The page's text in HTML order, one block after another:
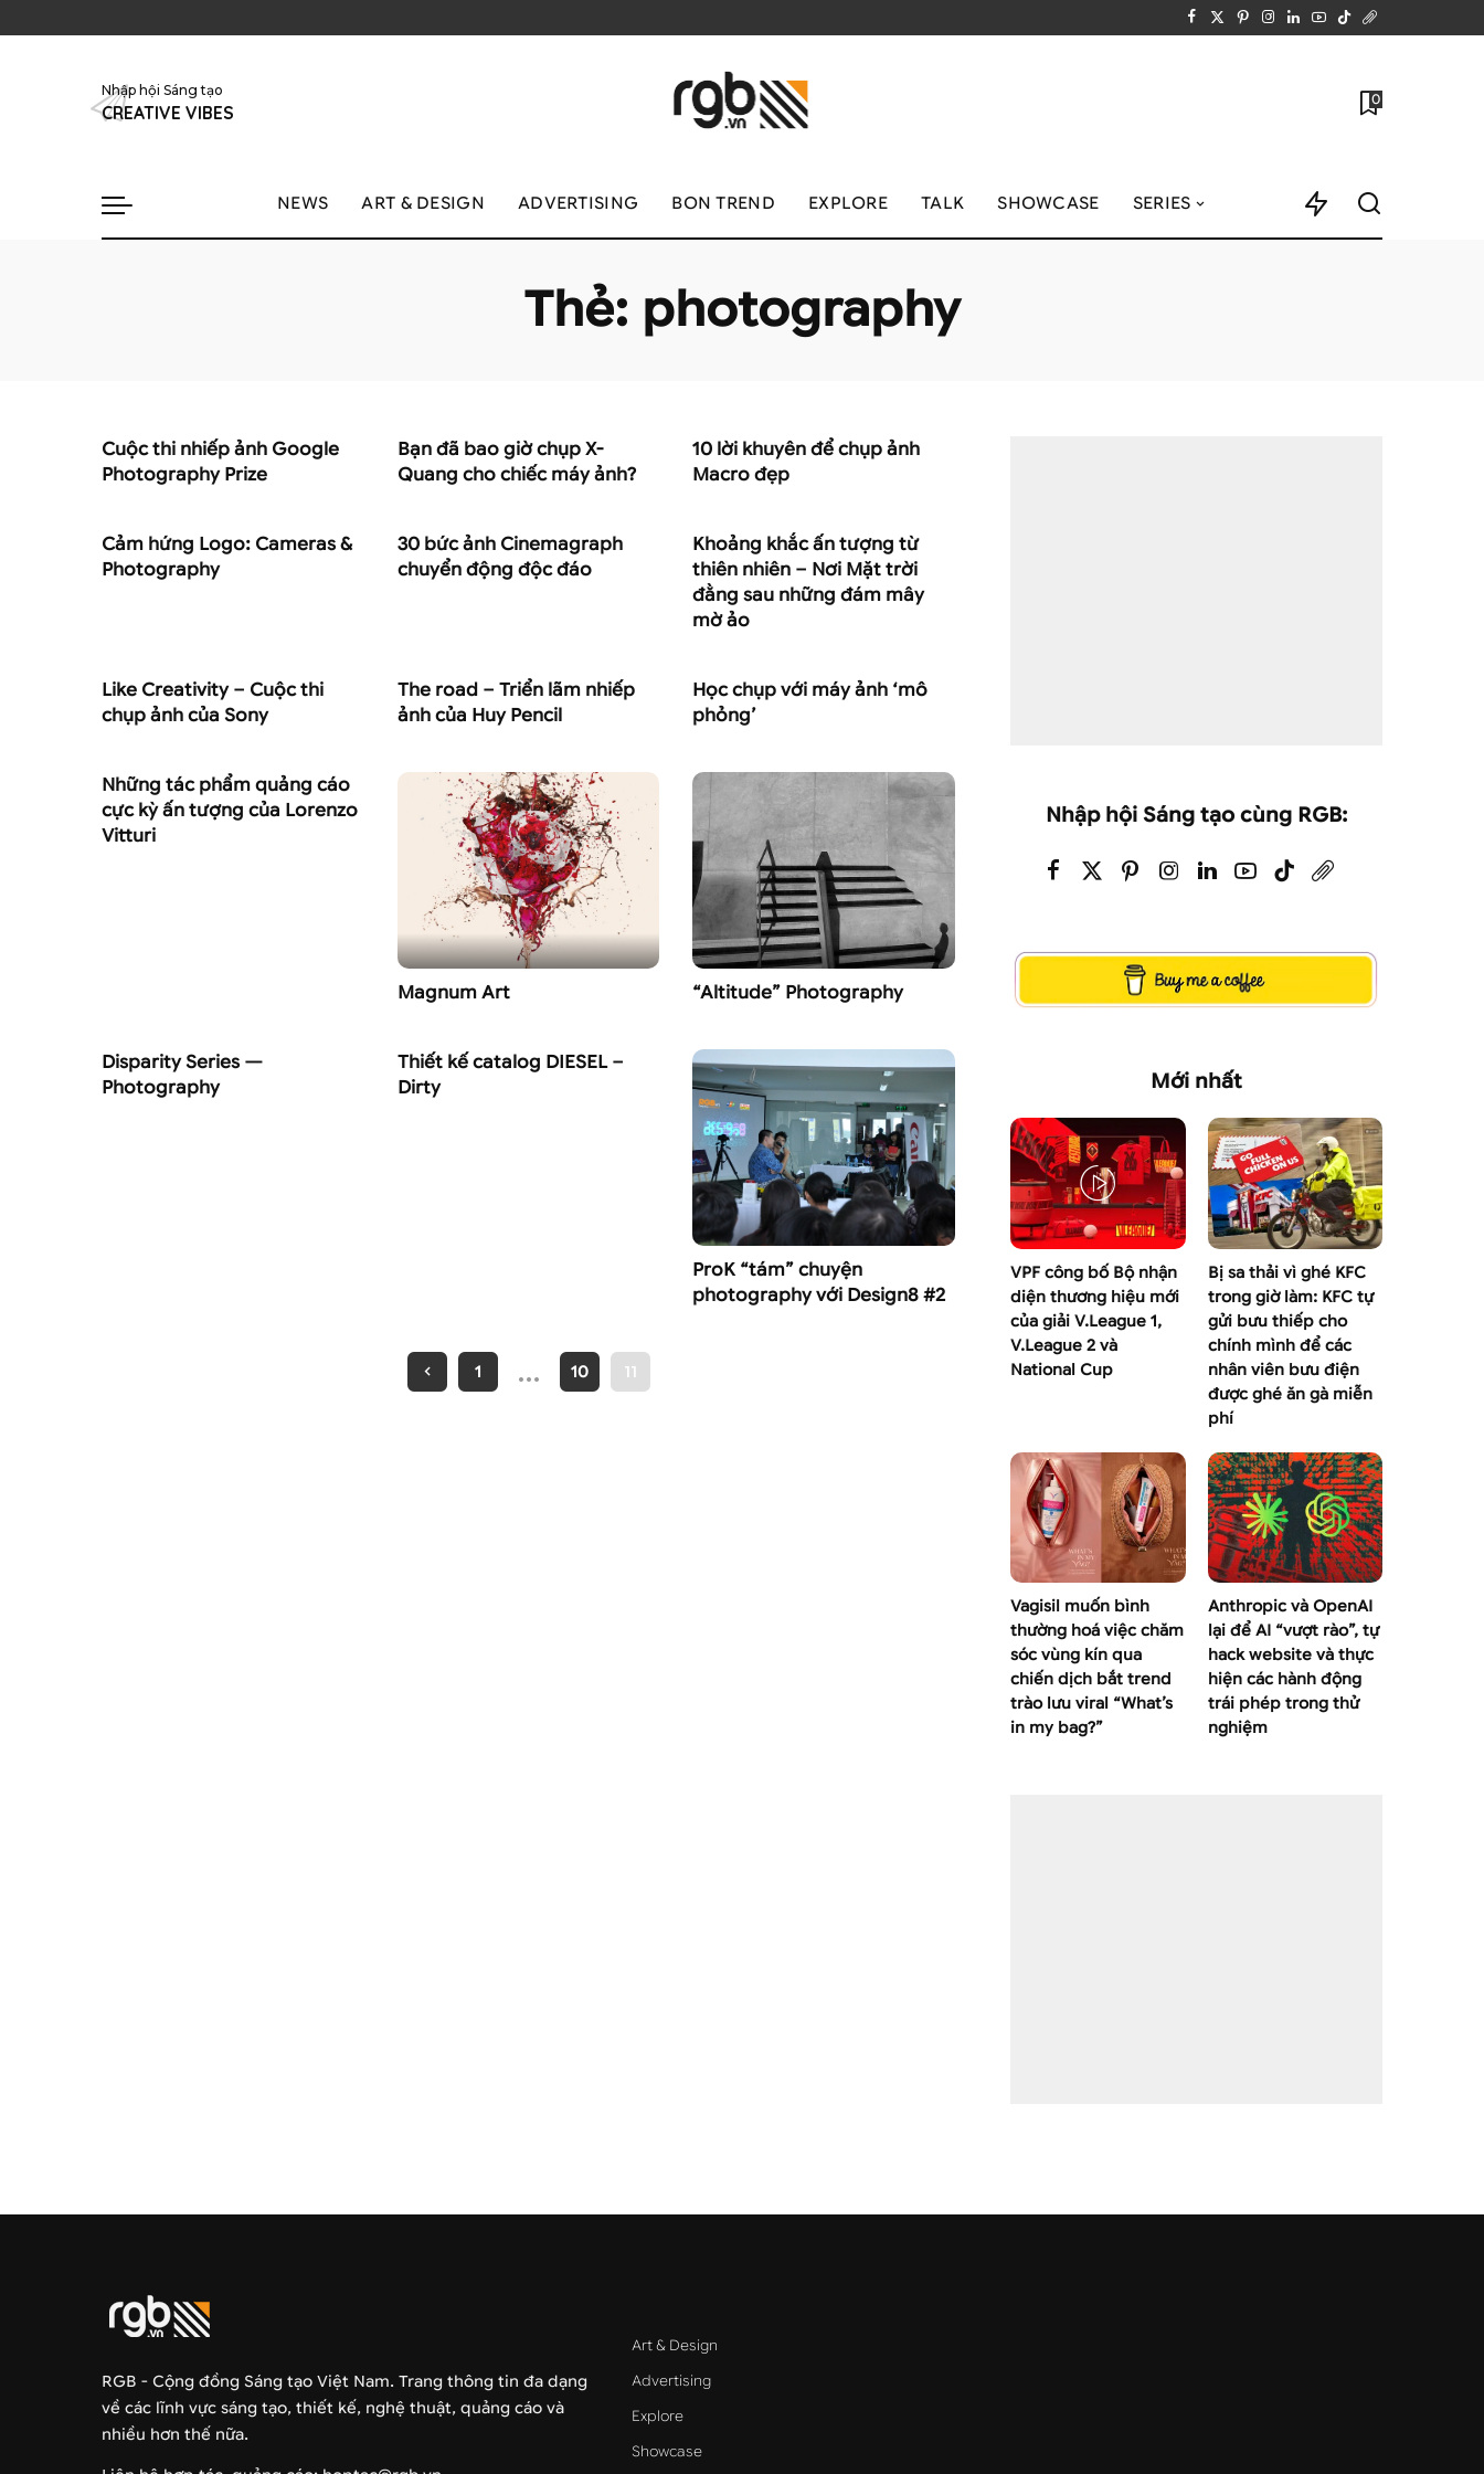
Nhập hội Sáng tạo
CREATIVE VIBES
0
NEWS ART & DESIGN ADVERTISING BON TREND EXPLORE TALK SHOWCASE SERIES
Thẻ: photography
Cuộc thi nhiếp ảnh Google
Photography Prize
Bạn đã bao giờ chụp X-
Quang cho chiếc máy ảnh?
10 lời khuyên để chụp ảnh
Macro đẹp
Cảm hứng Logo: Cameras &
Photography
30 bức ảnh Cinemagraph
chuyển động độc đáo
Khoảng khắc ấn tượng từ
thiên nhiên – Nơi Mặt trời
đằng sau những đám mây
mờ ảo
Like Creativity – Cuộc thi
chụp ảnh của Sony
The road – Triển lãm nhiếp
ảnh của Huy Pencil
Học chụp với máy ảnh ‘mô
phỏng’
Những tác phẩm quảng cáo
cực kỳ ấn tượng của Lorenzo
Vitturi
Magnum Art “Altitude” Photography
Disparity Series —
Photography
Thiết kế catalog DIESEL –
Dirty
ProK “tám” chuyện
photography với Design8 #2
1 … 10 11
Nhập hội Sáng tạo cùng RGB:
Mới nhất
VPF công bố Bộ nhận
diện thương hiệu mới
của giải V.League 1,
V.League 2 và
National Cup
Bị sa thải vì ghé KFC
trong giờ làm: KFC tự
gửi bưu thiếp cho
chính mình để các
nhân viên bưu điện
được ghé ăn gà miễn
phí
Vagisil muốn bình
thường hoá việc chăm
sóc vùng kín qua
chiến dịch bắt trend
trào lưu viral “What’s
in my bag?”
Anthropic và OpenAI
lại để AI “vượt rào”, tự
hack website và thực
hiện các hành động
trái phép trong thử
nghiệm
RGB - Cộng đồng Sáng tạo Việt Nam. Trang thông tin đa dạng
về các lĩnh vực sáng tạo, thiết kế, nghệ thuật, quảng cáo và
nhiều hơn thế nữa.
Art & Design
Advertising
Explore
Showcase